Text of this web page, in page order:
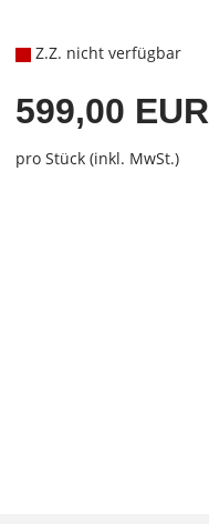
Z.Z. nicht verfügbar
599,00 EUR
pro Stück (inkl. MwSt.)